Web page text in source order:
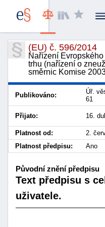
(EU) č. 596/2014
Nařízení
trhu (nařízení o
směrnic Komise
Publikováno:
Úř.
61
Přijato: 16.
Platnost od: 2.
Platnost předpisu:
Ano
Původní znění předpisu
Text předpisu s
uživatele.